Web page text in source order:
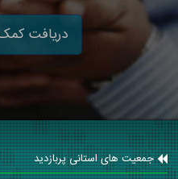
دریافت
جمعیت های استانی پربازدید